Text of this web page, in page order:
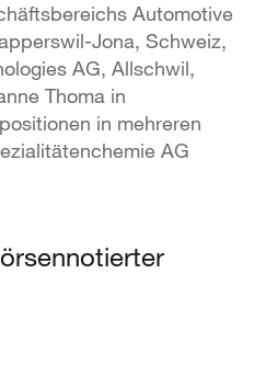
Automotive
Jona, Schweiz,
AG, Allschwil,
Thoma in
in mehreren
AG